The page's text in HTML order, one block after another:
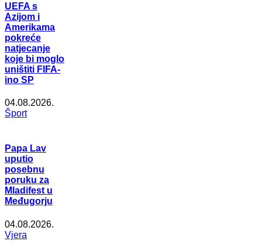
UEFA s
Azijom i
Amerikama
pokreće
natjecanje
koje bi moglo
uništiti FIFA-
ino SP
04.08.2026.
Šport
Papa Lav
uputio
posebnu
poruku za
Mladifest u
Međugorju
04.08.2026.
Vjera